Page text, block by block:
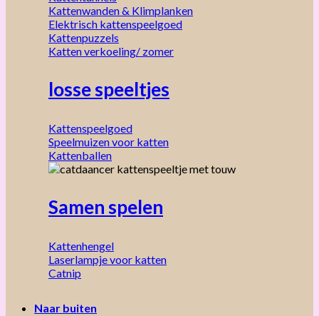
Kattenwanden & Klimplanken
Elektrisch kattenspeelgoed
Kattenpuzzels
Katten verkoeling/ zomer
losse speeltjes
Kattenspeelgoed
Speelmuizen voor katten
Kattenballen
Samen spelen
Kattenhengel
Laserlampje voor katten
Catnip
Naar buiten